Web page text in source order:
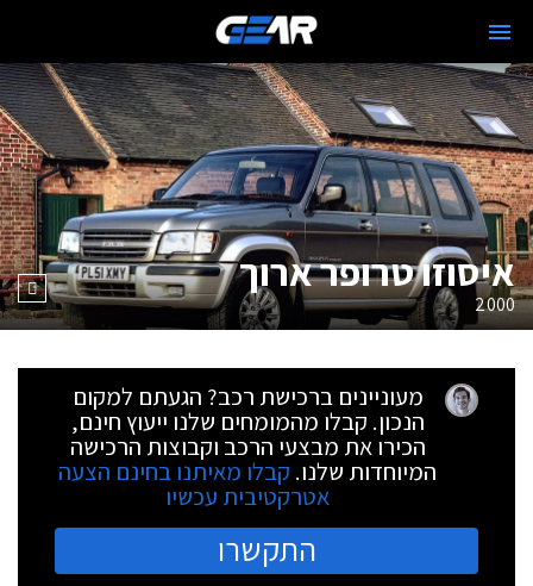
איסוזו טרופר ארוך
2000
מעוניינים ברכישת רכב? הגעתם למקום
הנכון. קבלו מהמומחים שלנו ייעוץ חינם,
הכירו את מבצעי הרכב וקבוצות הרכישה
המיוחדות שלנו. קבלו מאיתנו בחינם הצעה
אטרקטיבית עכשיו
התקשרו